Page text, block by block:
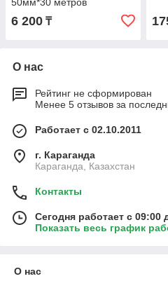
50мм*30 метров
6 200 ₸
О нас
Рейтинг не сформирован
Менее 5 отзывов за
Работает с 02.10.2011
г. Караганда
Караганда, Казахстан
Контакты
Сегодня работает с 09:00
Показать весь график
О нас